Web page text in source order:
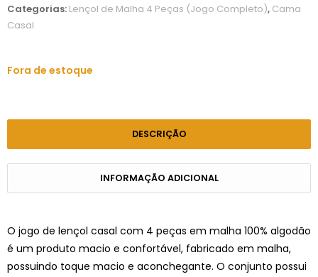
Categorias: Lençol de Malha 4 Peças (Jogo Completo), Cama
Casal
Fora de estoque
DESCRIÇÃO
INFORMAÇÃO ADICIONAL
O jogo de lençol casal com 4 peças em malha 100% algodão
é um produto macio e confortável, fabricado em malha,
possuindo toque macio e aconchegante. O conjunto possui